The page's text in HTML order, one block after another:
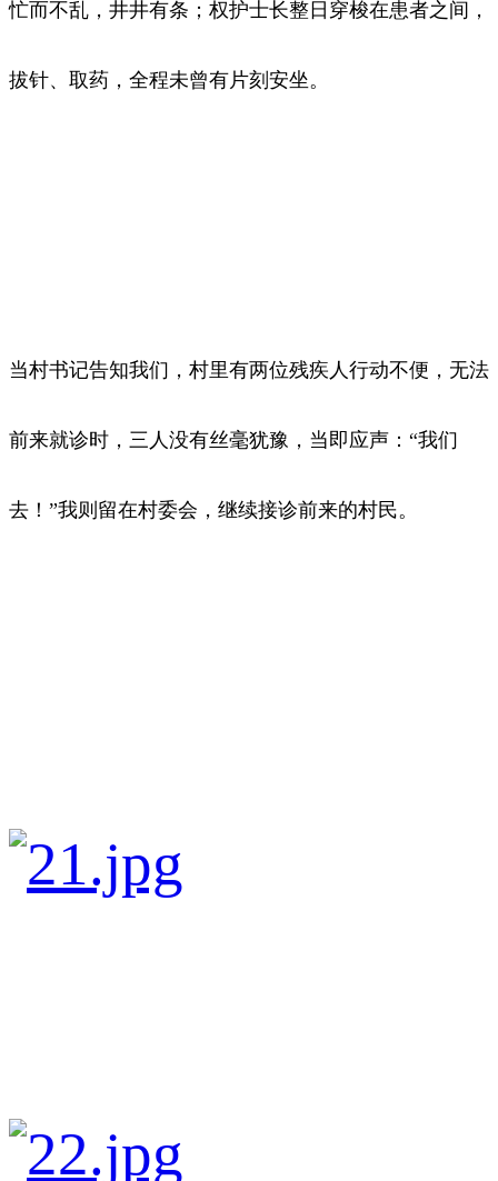
忙而不乱，井井有条；权护士长整日穿梭在患者之间，
拔针、取药，全程未曾有片刻安坐。
当村书记告知我们，村里有两位残疾人行动不便，无法
前来就诊时，三人没有丝毫犹豫，当即应声：“我们
去！”我则留在村委会，继续接诊前来的村民。